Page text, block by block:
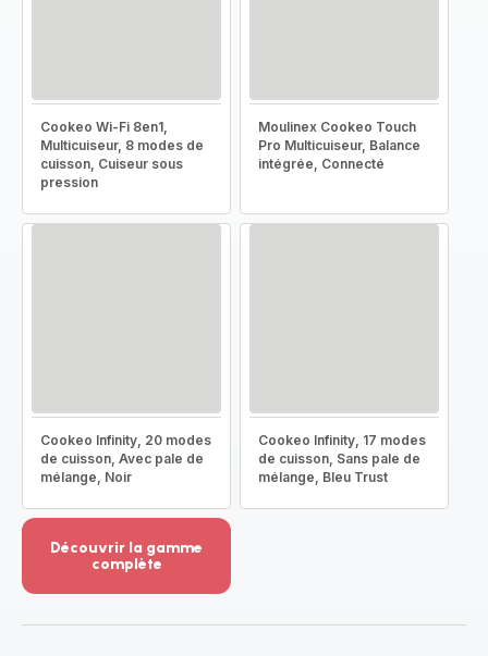
Cookeo Wi-Fi 8en1,
Multicuiseur, 8 modes de
cuisson, Cuiseur sous
pression
Moulinex Cookeo Touch
Pro Multicuiseur, Balance
intégrée, Connecté
Cookeo Infinity, 20 modes
de cuisson, Avec pale de
mélange, Noir
Cookeo Infinity, 17 modes
de cuisson, Sans pale de
mélange, Bleu Trust
Découvrir la gamme
complète
-